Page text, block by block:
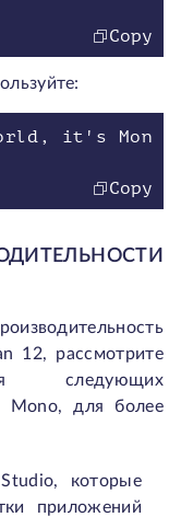
Copy
it's Mon
Copy
12, рассмотрите
следующих
Mono, для более
которые
приложений